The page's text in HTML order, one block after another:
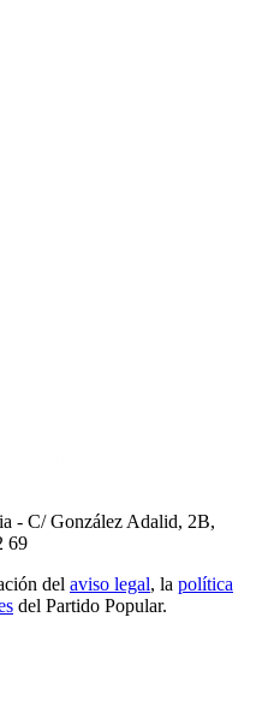
- C/ González Adalid, 2B,
69
del aviso legal, la política
del Partido Popular.